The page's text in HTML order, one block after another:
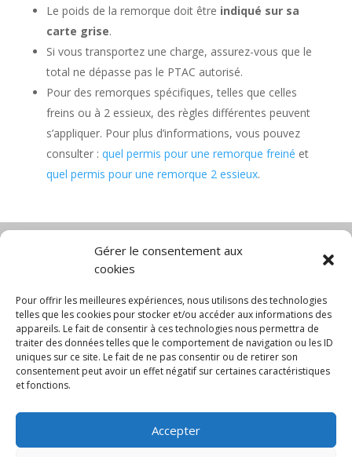
Gérer le consentement aux
cookies
Pour offrir les meilleures expériences, nous utilisons des technologies
telles que les cookies pour stocker et/ou accéder aux informations des
appareils. Le fait de consentir à ces technologies nous permettra de
traiter des données telles que le comportement de navigation ou les ID
uniques sur ce site. Le fait de ne pas consentir ou de retirer son
consentement peut avoir un effet négatif sur certaines caractéristiques
et fonctions.
Accepter
Le poids de la remorque doit être indiqué sur sa
carte grise.
Si vous transportez une charge, assurez-vous que le
total ne dépasse pas le PTAC autorisé.
Pour des remorques spécifiques, telles que celles
freins ou à 2 essieux, des règles différentes peuvent
s’appliquer. Pour plus d’informations, vous pouvez
consulter : quel permis pour une remorque freiné et
quel permis pour une remorque 2 essieux.
Diable électrique
Chariot manutention
CGV
Mentions légales
Politique de confidentialité et protection des
données
Paiement sécurisé
Gérer mes cookies
© 2025 MNG SORARE. Tous droits réservés. Prix
affichés en euros et hors TVA. Site dédié aux